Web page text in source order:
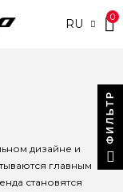
RU
0
дизайне и
главным
становятся
ФИЛЬТР